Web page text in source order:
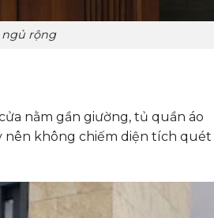
ngủ rộng
nằm gần giường, tủ quần áo
nên không chiếm diện tích quét